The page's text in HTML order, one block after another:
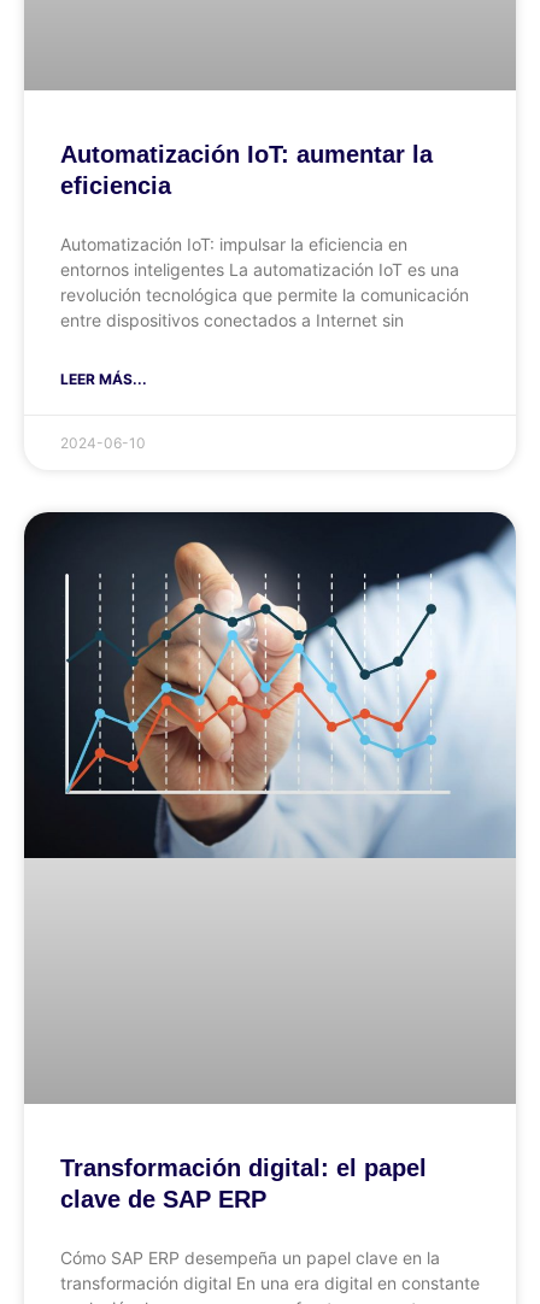
Automatización IoT: aumentar la
eficiencia
Automatización IoT: impulsar la eficiencia en
entornos inteligentes La automatización IoT es una
revolución tecnológica que permite la comunicación
entre dispositivos conectados a Internet sin
LEER MÁS...
2024-06-10
Transformación digital: el papel
clave de SAP ERP
Cómo SAP ERP desempeña un papel clave en la
transformación digital En una era digital en constante